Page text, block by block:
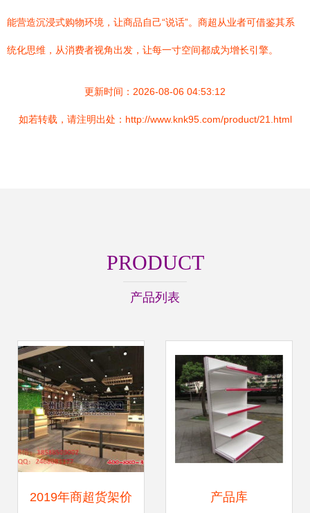
能营造沉浸式购物环境，让商品自己“说话”。商超从业者可借鉴其系
统化思维，从消费者视角出发，让每一寸空间都成为增长引擎。
更新时间：2026-08-06 04:53:12
如若转载，请注明出处：http://www.knk95.com/product/21.html
PRODUCT
产品列表
2019年商超货架价 产品库